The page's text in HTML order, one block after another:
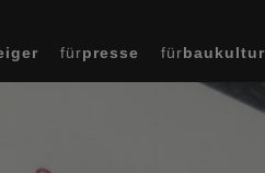
fürpresse fürbaukultur